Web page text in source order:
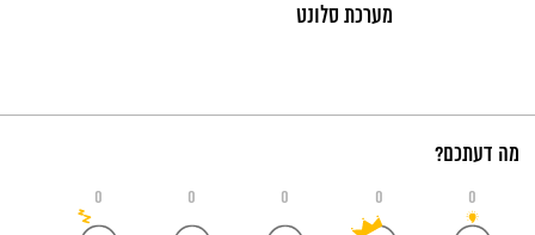
מערכת סלונט
מה דעתכם?
0 0 0 0 0